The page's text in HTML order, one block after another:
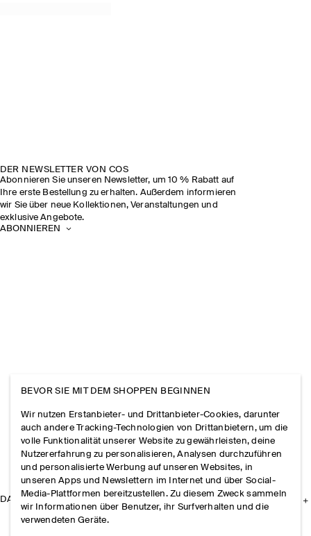
DER NEWSLETTER VON COS
Abonnieren Sie unseren Newsletter, um 10 % Rabatt auf
Ihre erste Bestellung zu erhalten. Außerdem informieren
wir Sie über neue Kollektionen, Veranstaltungen und
exklusive Angebote.
ABONNIEREN
DAS UNTERNEHMEN
BEVOR SIE MIT DEM SHOPPEN BEGINNEN
Wir nutzen Erstanbieter- und Drittanbieter-Cookies, darunter
auch andere Tracking-Technologien von Drittanbietern, um die
volle Funktionalität unserer Website zu gewährleisten, deine
Nutzererfahrung zu personalisieren, Analysen durchzuführen
und personalisierte Werbung auf unseren Websites, in
unseren Apps und Newslettern im Internet und über Social-
Media-Plattformen bereitzustellen. Zu diesem Zweck sammeln
wir Informationen über Benutzer, ihr Surfverhalten und die
verwendeten Geräte.